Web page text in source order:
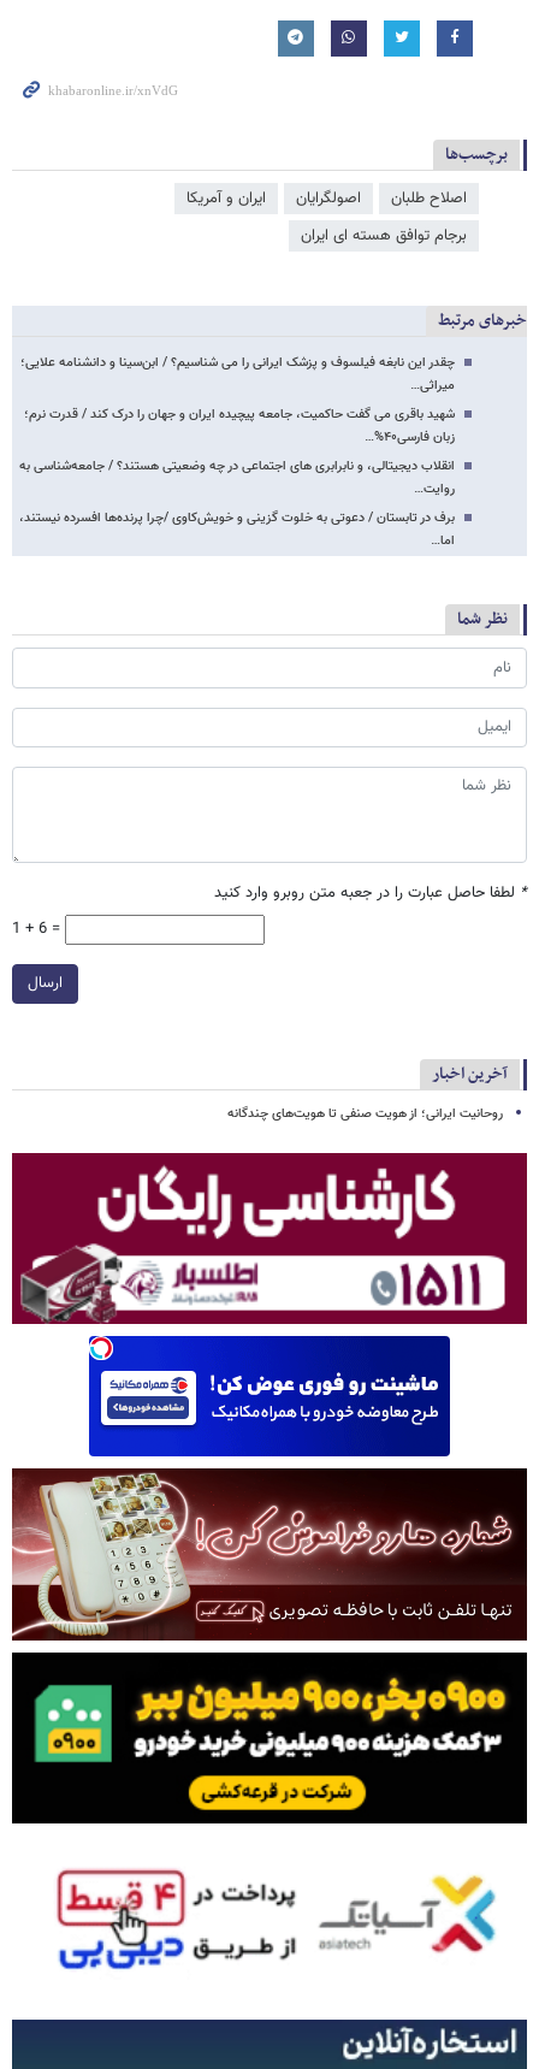
برچسب‌ها
اصلاح طلبان اصولگرایان
ایران و آمریکا
برجام توافق هسته ای ایران
خبرهای مرتبط
چقدر این نابغه فیلسوف و پزشک ایرانی را می شناسیم؟ / ابن‌سینا و دانشنامه علایی؛
میراثی…
شهید باقری می گفت حاکمیت، جامعه پیچیده ایران و جهان را درک کند / قدرت نرم؛
زبان فارسی۴۰%…
انقلاب دیجیتالی، و نابرابری های اجتماعی در چه وضعیتی هستند؟ / جامعه‌شناسی به
روایت…
برف در تابستان / دعوتی به خلوت گزینی و خویش‌کاوی /چرا پرنده‌ها افسرده نیستند،
اما…
نظر شما
* لطفا حاصل عبارت را در جعبه متن روبرو وارد کنید
1 + 6 =
ارسال
آخرین اخبار
روحانیت ایرانی؛ از هویت صنفی تا هویت‌های چندگانه